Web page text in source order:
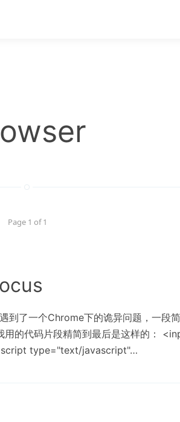
Page 1 of 1
到了一个Chrome下的诡异问题，一段
用的代码片段精简到最后是这样的：
type="text/javascript"…